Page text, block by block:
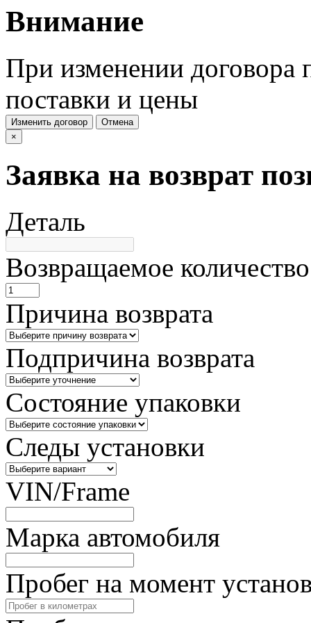
Внимание
При изменении договора
поставки и цены
Изменить договор
Отмена
×
Заявка на возврат
Деталь
Возвращаемое количество
Причина возврата
Подпричина возврата
Состояние упаковки
Следы установки
VIN/Frame
Марка автомобиля
Пробег на момент